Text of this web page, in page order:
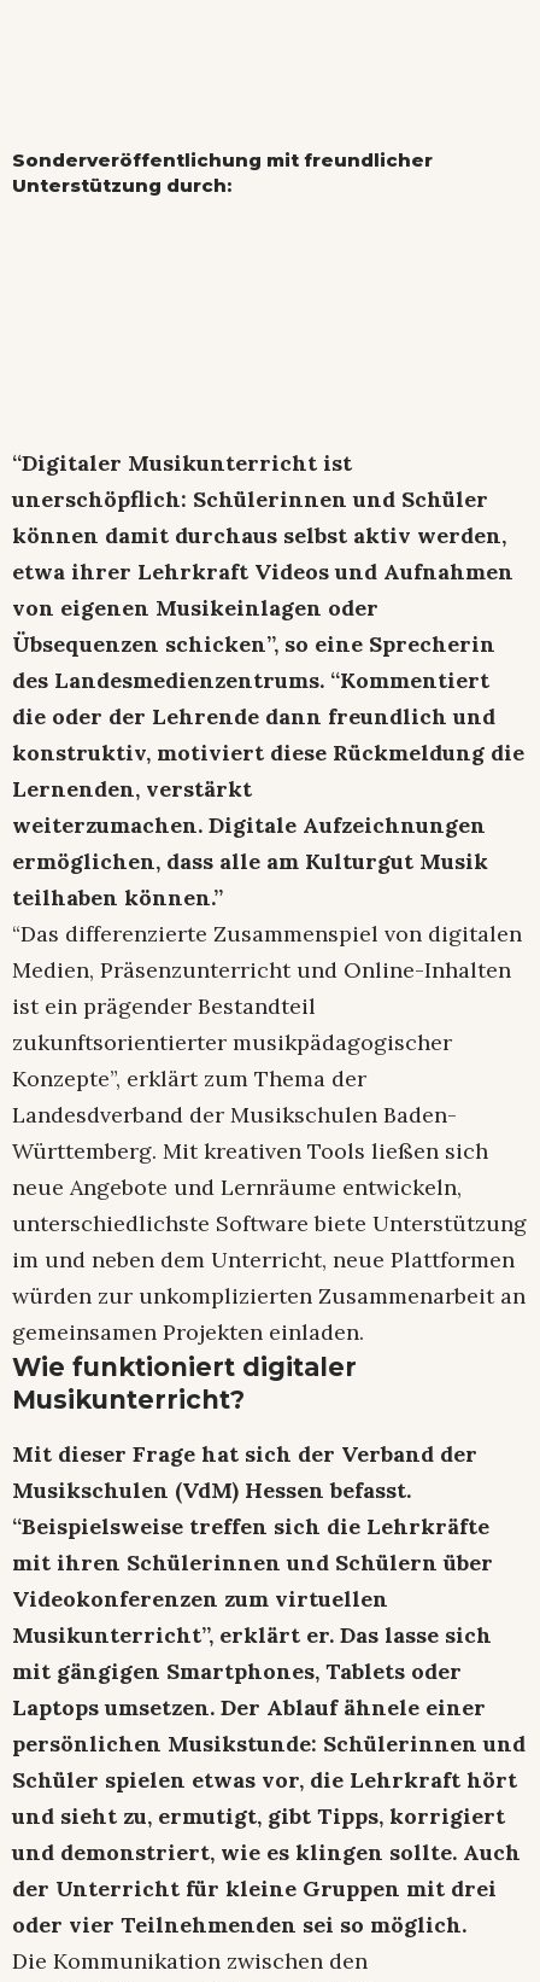
Sonderveröffentlichung mit freundlicher
Unterstützung durch:
“Digitaler Musikunterricht ist
unerschöpflich: Schülerinnen und Schüler
können damit durchaus selbst aktiv werden,
etwa ihrer Lehrkraft Videos und Aufnahmen
von eigenen Musikeinlagen oder
Übsequenzen schicken”, so eine Sprecherin
des Landesmedienzentrums. “Kommentiert
die oder der Lehrende dann freundlich und
konstruktiv, motiviert diese Rückmeldung die
Lernenden, verstärkt
weiterzumachen. Digitale Aufzeichnungen
ermöglichen, dass alle am Kulturgut Musik
teilhaben können.”
“Das differenzierte Zusammenspiel von digitalen
Medien, Präsenzunterricht und Online-Inhalten
ist ein prägender Bestandteil
zukunftsorientierter musikpädagogischer
Konzepte”, erklärt zum Thema der
Landesdverband der Musikschulen Baden-
Württemberg. Mit kreativen Tools ließen sich
neue Angebote und Lernräume entwickeln,
unterschiedlichste Software biete Unterstützung
im und neben dem Unterricht, neue Plattformen
würden zur unkomplizierten Zusammenarbeit an
gemeinsamen Projekten einladen.
Wie funktioniert digitaler
Musikunterricht?
Mit dieser Frage hat sich der Verband der
Musikschulen (VdM) Hessen befasst.
“Beispielsweise treffen sich die Lehrkräfte
mit ihren Schülerinnen und Schülern über
Videokonferenzen zum virtuellen
Musikunterricht”, erklärt er. Das lasse sich
mit gängigen Smartphones, Tablets oder
Laptops umsetzen. Der Ablauf ähnele einer
persönlichen Musikstunde: Schülerinnen und
Schüler spielen etwas vor, die Lehrkraft hört
und sieht zu, ermutigt, gibt Tipps, korrigiert
und demonstriert, wie es klingen sollte. Auch
der Unterricht für kleine Gruppen mit drei
oder vier Teilnehmenden sei so möglich.
Die Kommunikation zwischen den